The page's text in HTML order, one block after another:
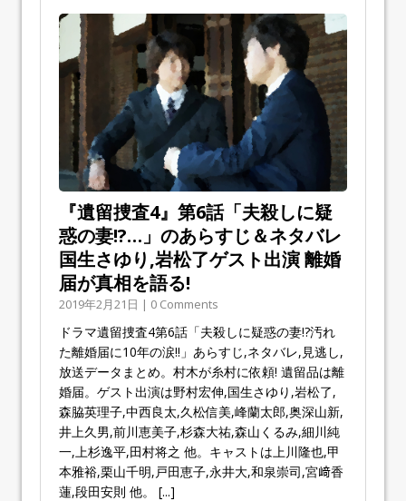
『遺留捜査4』第6話「夫殺しに疑
惑の妻!?…」のあらすじ＆ネタバレ
国生さゆり,岩松了ゲスト出演 離婚
届が真相を語る!
2019年2月21日 | 0 Comments
ドラマ遺留捜査4第6話「夫殺しに疑惑の妻!?汚れ
た離婚届に10年の涙!!」あらすじ,ネタバレ,見逃し,
放送データまとめ。村木が糸村に依頼! 遺留品は離
婚届。ゲスト出演は野村宏伸,国生さゆり,岩松了,
森脇英理子,中西良太,久松信美,峰蘭太郎,奥深山新,
井上久男,前川恵美子,杉森大祐,森山くるみ,細川純
一,上杉逸平,田村将之 他。キャストは上川隆也,甲
本雅裕,栗山千明,戸田恵子,永井大,和泉崇司,宮﨑香
蓮,段田安則 他。 [...]